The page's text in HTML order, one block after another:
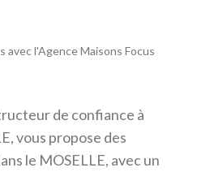
avec l'Agence Maisons Focus
de confiance à
vous propose des
le MOSELLE, avec un